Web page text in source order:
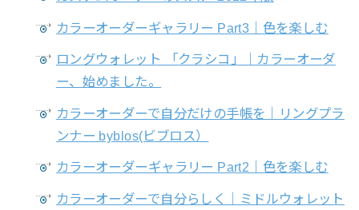
カラーオーダーギャラリー Part3｜色を楽しむ
ロングウォレット 「クラシコ」｜カラーオーダ
ー、始めました。
カラーオーダーで自分だけの手帳を｜リングプラ
ンナー byblos(ビブロス）
カラーオーダーギャラリー Part2｜色を楽しむ
カラーオーダーで自分らしく｜ミドルウォレット